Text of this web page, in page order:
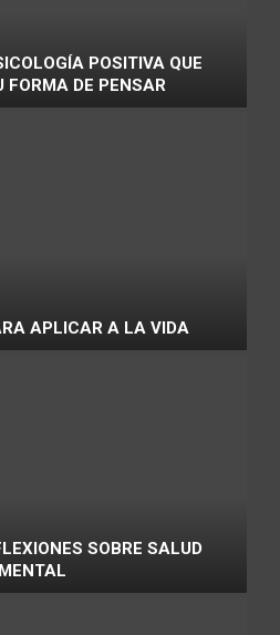
POSITIVA QUE
FORMA DE PENSAR
APLICAR A LA VIDA
SOBRE SALUD
MENTAL